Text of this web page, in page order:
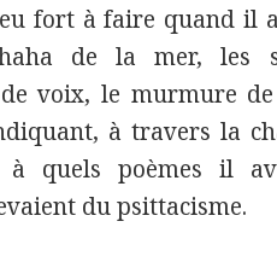
fort à faire quand il
de la mer, les
voix, le murmure
à travers la
à quels poèmes il
du psittacisme.